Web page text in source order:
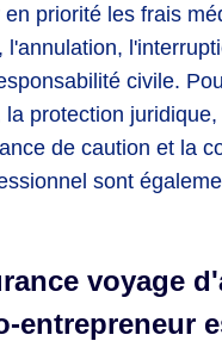
en priorité les frais
l'annulation,
civile.
la protection
de caution et la
sont
voyage
entrepreneur